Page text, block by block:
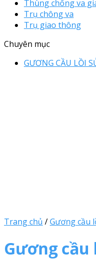
Thùng chống va
Trụ chông va
Trụ giao thông
Chuyên mục
GƯƠNG CẦU LỒI
Trang chủ /Gương cầu
Gương cầu